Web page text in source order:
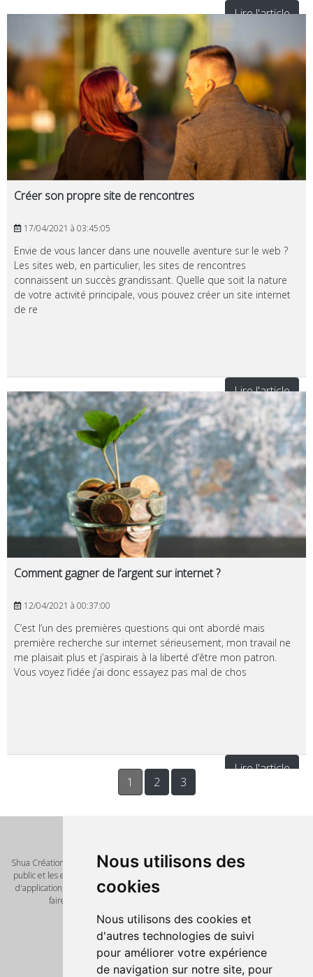
Nous utilisons des
cookies
Nous utilisons des cookies et
d'autres technologies de suivi
pour améliorer votre expérience
de navigation sur notre site, pour
Lire l'article
Créer son propre site de rencontres
17/04/2021 à 03:45:05
Envie de vous lancer dans une nouvelle aventure sur le web ?
Les sites web, en particulier, les sites de rencontres
connaissent un succès grandissant. Quelle que soit la nature
de votre activité principale, vous pouvez créer un site internet
de re
Lire l'article
Comment gagner de l’argent sur internet ?
12/04/2021 à 00:37:00
C’est l’un des premières questions qui ont abordé mais
première recherche sur internet sérieusement, mon travail ne
me plaisait plus et j’aspirais à la liberté d’être mon patron.
Vous voyez l’idée j’ai donc essayez pas mal de chos
Lire l'article
1
2 3
Shua Création est un éditeur de logiciel et de solution innovante pour le grand
public et les entreprises. Nous vous proposont de nombreux scripts, modèles
d'application, template pour vos futures réalisations. Notre mot d'ordre vous
faire gagner un temps précieux avec des outils de qualité.
Pages
Accueil
Nos produits
Script PHP
Informations légales